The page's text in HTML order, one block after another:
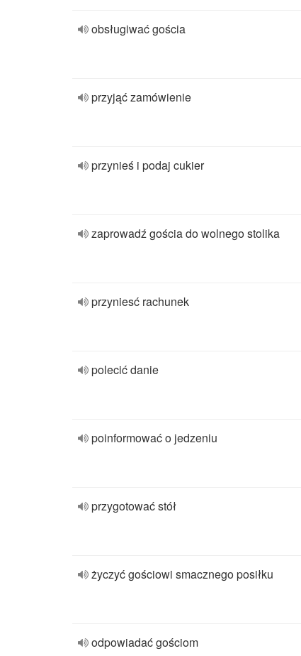
obsługiwać gościa
przyjąć zamówienie
przynieś i podaj cukier
zaprowadź gościa do wolnego stolika
przyniesć rachunek
polecić danie
poinformować o jedzeniu
przygotować stół
życzyć gościowi smacznego posiłku
odpowiadać gościom